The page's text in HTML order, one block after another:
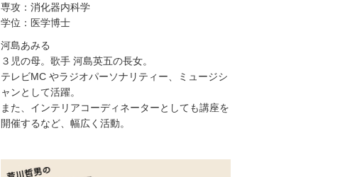
専攻：消化器内科学
学位：医学博士
河島あみる
３児の母。歌手 河島英五の長女。
テレビMC やラジオパーソナリティー、ミュージシ
ャンとして活躍。
また、インテリアコーディネーターとしても講座を
開催するなど、幅広く活動。